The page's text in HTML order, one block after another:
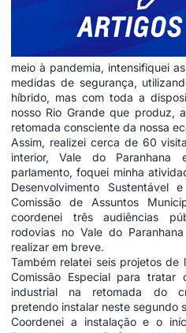
meio à pandemia, intensifiquei
medidas de segurança,
híbrido, mas com toda a
nosso Rio Grande que produz,
retomada consciente da nossa
Assim, realizei cerca de 60
interior, Vale do Paranhana
parlamento, foquei minha
Desenvolvimento Sustentável
Comissão de Assuntos
coordenei três audiências
rodovias no Vale do
realizar em breve.
Também relatei seis projetos
Comissão Especial para
industrial na retomada do
pretendo instalar neste segundo
Coordenei a instalação e o